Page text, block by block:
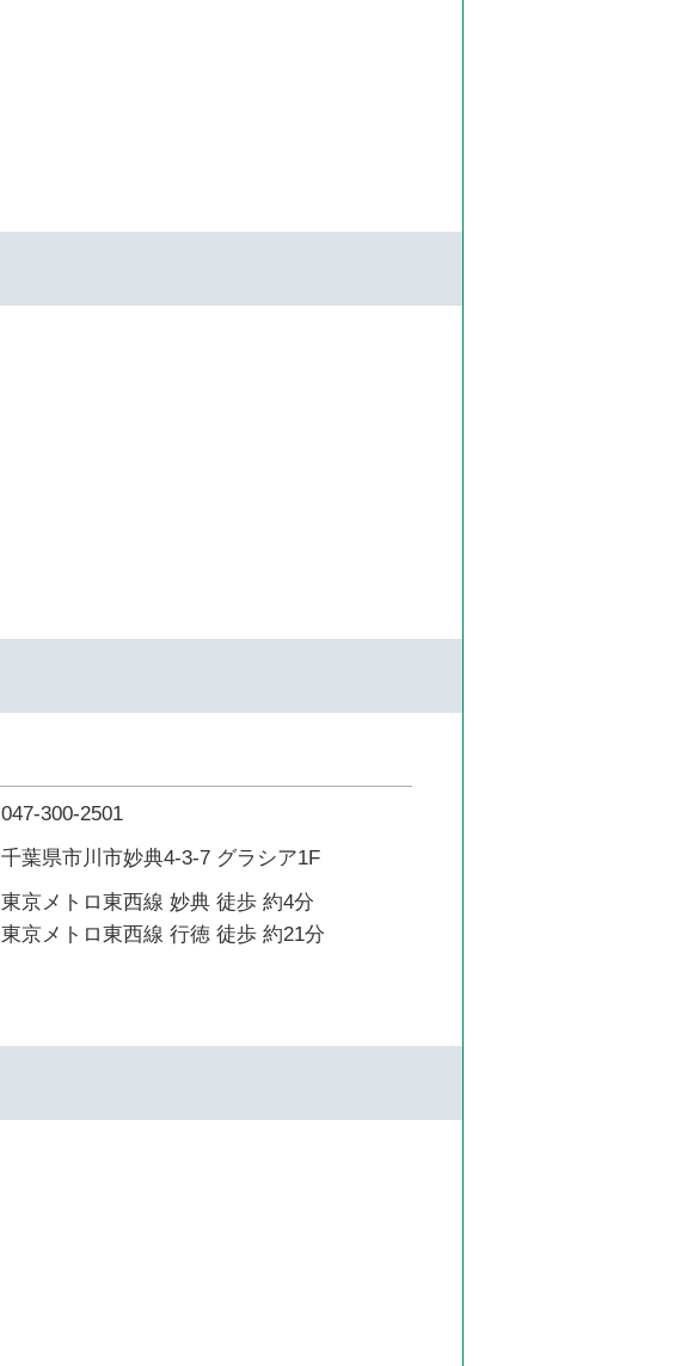
047-300-2501
千葉県市川市妙典4-3-7 グラシア1F
東京メトロ東西線 妙典 徒歩 約4分
東京メトロ東西線 行徳 徒歩 約21分